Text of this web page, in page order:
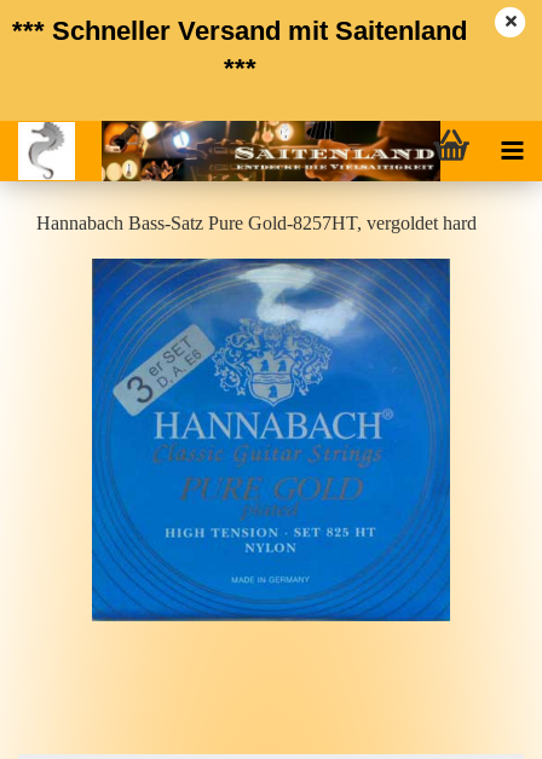
*** Schneller Versand mit Saitenland
***
Han­n­a­bach Bass-​Satz Pure Gold-​8257HT, ver­gol­det hard